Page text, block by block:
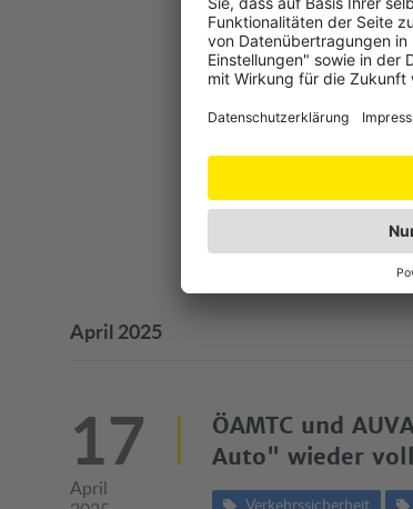
1 Bild & Grafik
April 2025
17
April
ÖAMTC und
Auto" wieder
Verkehrssicherheit